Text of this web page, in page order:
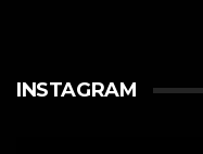
INSTAGRAM